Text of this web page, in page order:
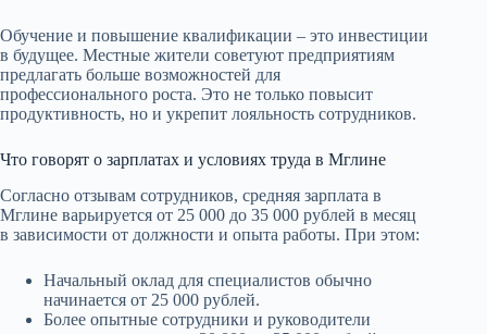
Обучение и повышение квалификации – это инвестиции
в будущее. Местные жители советуют предприятиям
предлагать больше возможностей для
профессионального роста. Это не только повысит
продуктивность, но и укрепит лояльность сотрудников.
Что говорят о зарплатах и условиях труда в Мглине
Согласно отзывам сотрудников, средняя зарплата в
Мглине варьируется от 25 000 до 35 000 рублей в месяц
в зависимости от должности и опыта работы. При этом:
Начальный оклад для специалистов обычно
начинается от 25 000 рублей.
Более опытные сотрудники и руководители